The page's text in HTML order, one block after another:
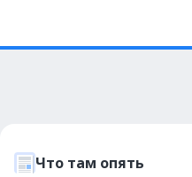
Что там опять